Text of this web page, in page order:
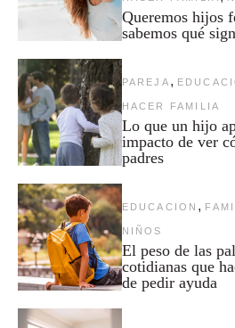
Queremos hijos
sabemos qué
PAREJA ,
HACER FAMILIA
Lo que un hijo
impacto de ver
padres
EDUCACION ,
NIÑOS
El peso de las
cotidianas que
de pedir ayuda